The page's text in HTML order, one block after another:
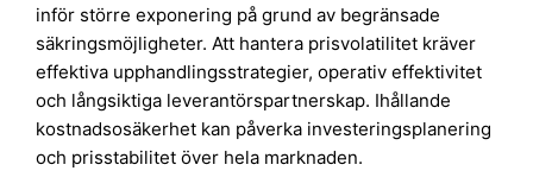
inför större exponering på grund av begränsade
säkringsmöjligheter. Att hantera prisvolatilitet kräver
effektiva upphandlingsstrategier, operativ effektivitet
och långsiktiga leverantörspartnerskap. Ihållande
kostnadsosäkerhet kan påverka investeringsplanering
och prisstabilitet över hela marknaden.